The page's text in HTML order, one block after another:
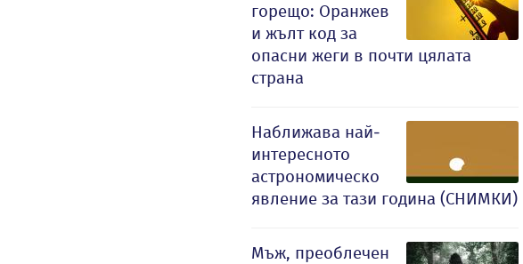
горещо: Оранжев
и жълт код за
опасни жеги в почти цялата
страна
Наближава най-
интересното
астрономическо
явление за тази година (СНИМКИ)
Мъж, преоблечен